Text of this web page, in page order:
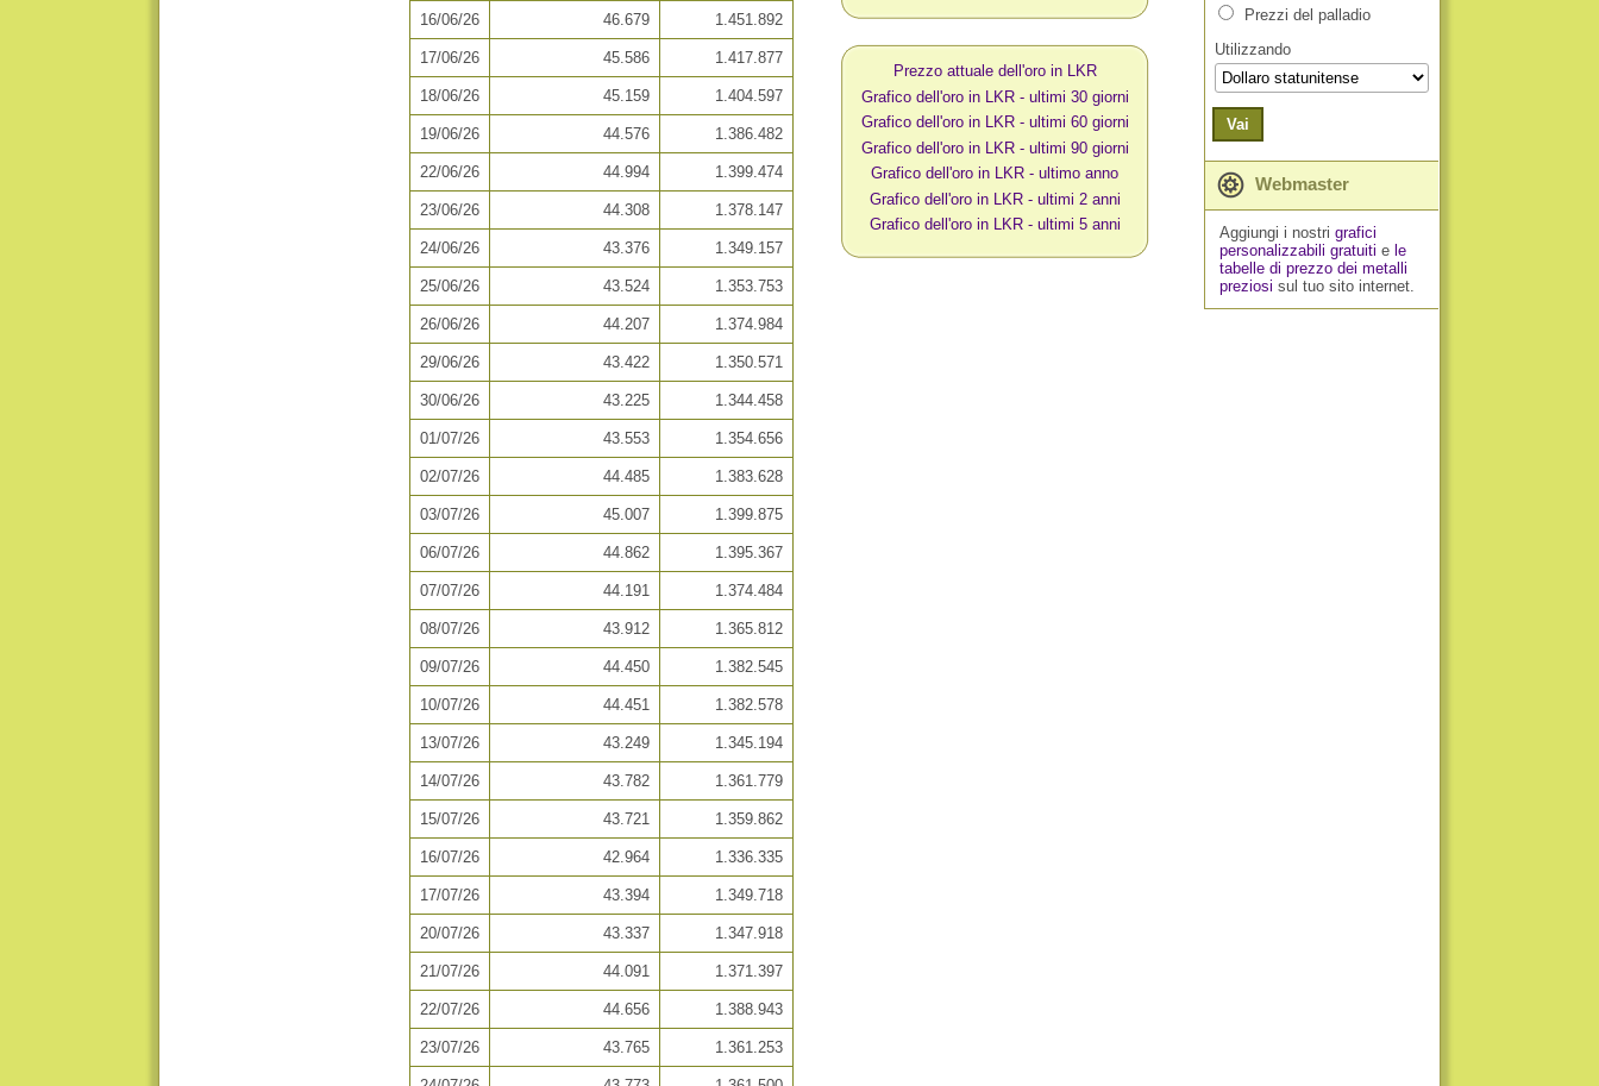
16/06/26 46.679 1.451.892
17/06/26 45.586 1.417.877
18/06/26 45.159 1.404.597
19/06/26 44.576 1.386.482
22/06/26 44.994 1.399.474
23/06/26 44.308 1.378.147
24/06/26 43.376 1.349.157
25/06/26 43.524 1.353.753
26/06/26 44.207 1.374.984
29/06/26 43.422 1.350.571
30/06/26 43.225 1.344.458
01/07/26 43.553 1.354.656
02/07/26 44.485 1.383.628
03/07/26 45.007 1.399.875
06/07/26 44.862 1.395.367
07/07/26 44.191 1.374.484
08/07/26 43.912 1.365.812
09/07/26 44.450 1.382.545
10/07/26 44.451 1.382.578
13/07/26 43.249 1.345.194
14/07/26 43.782 1.361.779
15/07/26 43.721 1.359.862
16/07/26 42.964 1.336.335
17/07/26 43.394 1.349.718
20/07/26 43.337 1.347.918
21/07/26 44.091 1.371.397
22/07/26 44.656 1.388.943
23/07/26 43.765 1.361.253
Prezzo attuale dell'oro in LKR
Grafico dell'oro in LKR - ultimi 30 giorni
Grafico dell'oro in LKR - ultimi 60 giorni
Grafico dell'oro in LKR - ultimi 90 giorni
Grafico dell'oro in LKR - ultimo anno
Grafico dell'oro in LKR - ultimi 2 anni
Grafico dell'oro in LKR - ultimi 5 anni
Prezzi del palladio
Utilizzando
Vai
Webmaster
Aggiungi i nostri grafici
personalizzabili gratuiti e le
tabelle di prezzo dei metalli
preziosi sul tuo sito internet.